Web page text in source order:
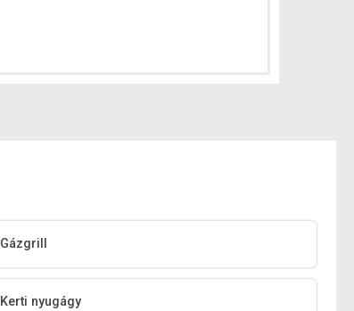
Gázgrill
Kerti nyugágy